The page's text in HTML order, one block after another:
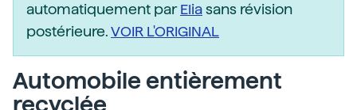
automatiquement parEliasans révision
postérieure.VOIR L'ORIGINAL
Automobile entièrement
recyclée